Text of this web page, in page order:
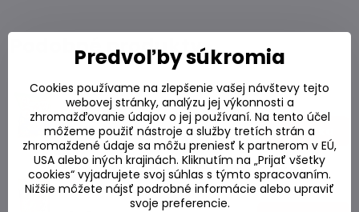
Podobné produkty
Chrumky s príchuťou BBQ 56g
Skladom
2,45 € Do košíka
Chrumky s príchuťou kreviet ostré 75g
Skladom
Predvoľby súkromia
Cookies používame na zlepšenie vašej návštevy tejto
webovej stránky, analýzu jej výkonnosti a
zhromažďovanie údajov o jej používaní. Na tento účel
môžeme použiť nástroje a služby tretích strán a
zhromaždené údaje sa môžu preniesť k partnerom v EÚ,
USA alebo iných krajinách. Kliknutím na „Prijať všetky
cookies“ vyjadrujete svoj súhlas s týmto spracovaním.
Nižšie môžete nájsť podrobné informácie alebo upraviť
svoje preferencie.